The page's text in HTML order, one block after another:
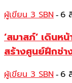
ผู้เขียน 3 SBN - 6
‘สมาสภ์’ เดิน
สร้างศูนย์ฝึกช่า
ผู้เขียน 3 SBN - 6